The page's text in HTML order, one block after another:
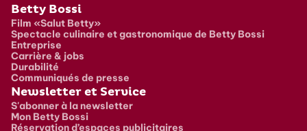
Pied de page
Betty Bossi
Film «Salut Betty»
Spectacle culinaire et gastronomique de Betty Bossi
Entreprise
Carrière & jobs
Durabilité
Communiqués de presse
Newsletter et Service
S'abonner à la newsletter
Mon Betty Bossi
Réservation d’espaces publicitaires